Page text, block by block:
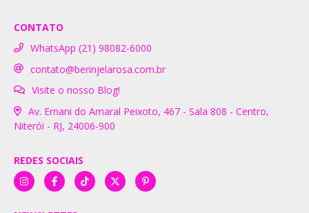
CONTATO
WhatsApp (21) 98082-6000
contato@berinjelarosa.com.br
Visite o nosso Blog!
Av. Ernani do Amaral Peixoto, 467 - Sala 808 - Centro,
Niterói - RJ, 24006-900
REDES SOCIAIS